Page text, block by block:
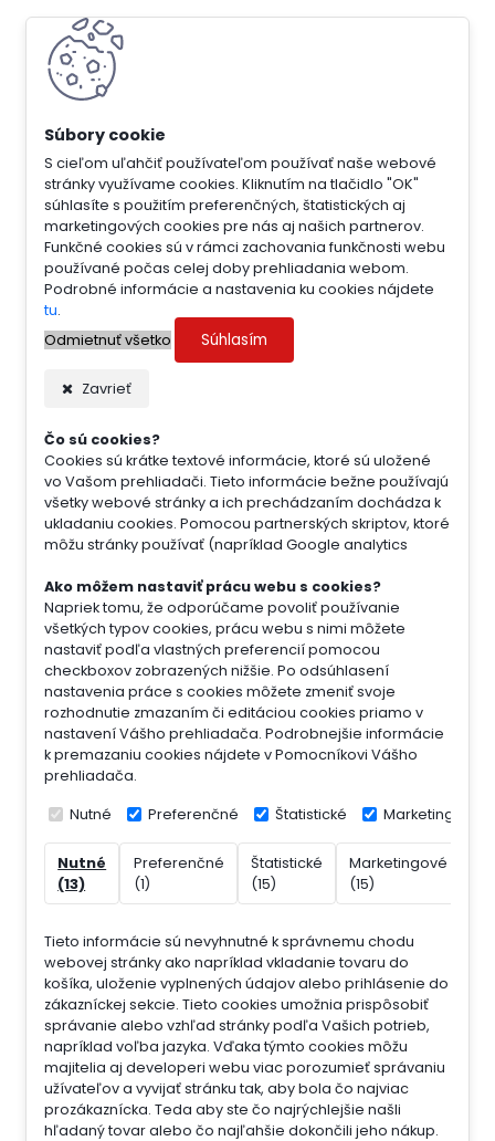
S cieľom uľahčiť používateľom používať naše webové
stránky využívame cookies. Kliknutím na tlačidlo "OK"
súhlasíte s použitím preferenčných, štatistických aj
marketingových cookies pre nás aj našich partnerov.
Funkčné cookies sú v rámci zachovania funkčnosti webu
používané počas celej doby prehliadania webom.
Podrobné informácie a nastavenia ku cookies nájdete
tu.
Odmietnuť všetko
Súhlasím
Zavrieť
Čo sú cookies?
Cookies sú krátke textové informácie, ktoré sú uložené
vo Vašom prehliadači. Tieto informácie bežne používajú
všetky webové stránky a ich prechádzaním dochádza k
ukladaniu cookies. Pomocou partnerských skriptov, ktoré
môžu stránky používať (napríklad Google analytics
Ako môžem nastaviť prácu webu s cookies?
Napriek tomu, že odporúčame povoliť používanie
všetkých typov cookies, prácu webu s nimi môžete
nastaviť podľa vlastných preferencií pomocou
checkboxov zobrazených nižšie. Po odsúhlasení
nastavenia práce s cookies môžete zmeniť svoje
rozhodnutie zmazaním či editáciou cookies priamo v
nastavení Vášho prehliadača. Podrobnejšie informácie
k premazaniu cookies nájdete v Pomocníkovi Vášho
prehliadača.
Nutné Preferenčné Štatistické Marketingové
Nutné
(13)
Preferenčné
(1)
Štatistické
(15)
Marketingové
(15)
Tieto informácie sú nevyhnutné k správnemu chodu
webovej stránky ako napríklad vkladanie tovaru do
košíka, uloženie vyplnených údajov alebo prihlásenie do
zákazníckej sekcie. Tieto cookies umožnia prispôsobiť
správanie alebo vzhľad stránky podľa Vašich potrieb,
napríklad voľba jazyka. Vďaka týmto cookies môžu
majitelia aj developeri webu viac porozumieť správaniu
užívateľov a vyvijať stránku tak, aby bola čo najviac
prozákaznícka. Teda aby ste čo najrýchlejšie našli
hľadaný tovar alebo čo najľahšie dokončili jeho nákup.